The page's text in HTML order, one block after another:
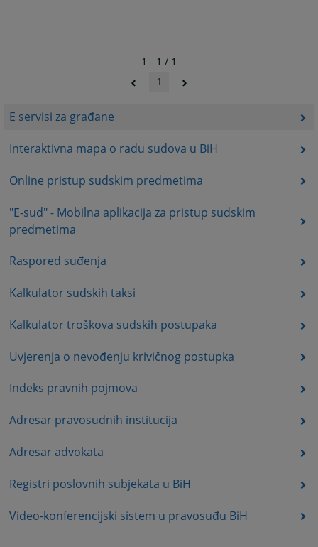
E servisi za građane
Interaktivna mapa o radu sudova u BiH
Online pristup sudskim predmetima
"E-sud" - Mobilna aplikacija za pristup sudskim
predmetima
Raspored suđenja
Kalkulator sudskih taksi
Kalkulator troškova sudskih postupaka
Uvjerenja o nevođenju krivičnog postupka
Indeks pravnih pojmova
Adresar pravosudnih institucija
Adresar advokata
Registri poslovnih subjekata u BiH
Video-konferencijski sistem u pravosuđu BiH
1 - 1 / 1
1